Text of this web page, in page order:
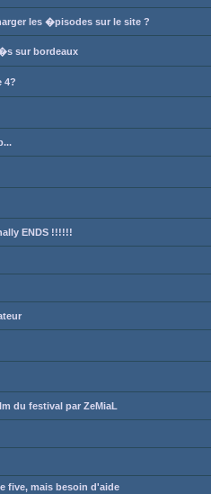
les �pisodes sur le site ?
sur bordeaux
4?
ENDS !!!!!!
du festival par ZeMiaL
five, mais besoin d'aide